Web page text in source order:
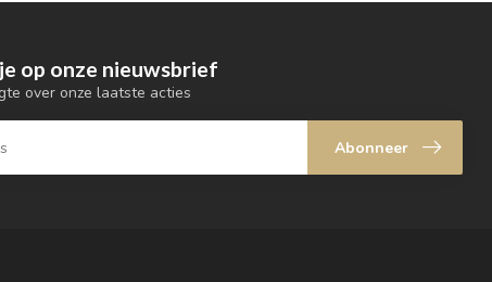
op onze nieuwsbrief
over onze laatste acties
Abonneer